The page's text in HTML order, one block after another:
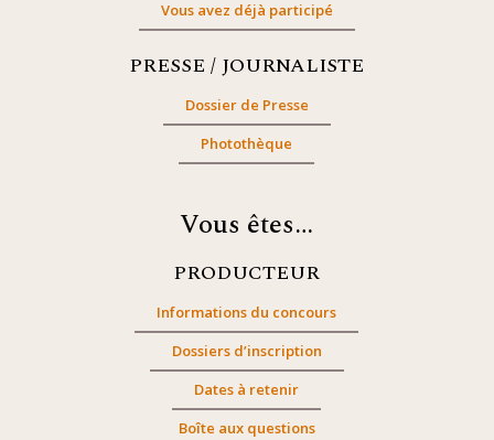
Vous avez déjà participé
PRESSE / JOURNALISTE
Dossier de Presse
Photothèque
Vous êtes…
PRODUCTEUR
Informations du concours
Dossiers d’inscription
Dates à retenir
Boîte aux questions